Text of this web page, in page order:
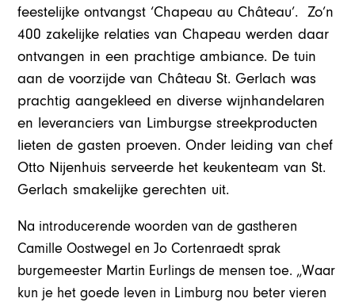
feestelijke ontvangst ‘Chapeau au Château’. Zo’n
400 zakelijke relaties van Chapeau werden daar
ontvangen in een prachtige ambiance. De tuin
aan de voorzijde van Château St. Gerlach was
prachtig aangekleed en diverse wijnhandelaren
en leveranciers van Limburgse streekproducten
lieten de gasten proeven. Onder leiding van chef
Otto Nijenhuis serveerde het keukenteam van St.
Gerlach smakelijke gerechten uit.
Na introducerende woorden van de gastheren
Camille Oostwegel en Jo Cortenraedt sprak
burgemeester Martin Eurlings de mensen toe. „Waar
kun je het goede leven in Limburg nou beter vieren